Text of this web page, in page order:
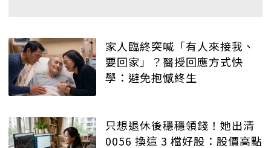
家人臨終突喊「有人來接我、
要回家」？醫授回應方式快
學：避免抱憾終生
只想退休後穩穩領錢！她出清
0056 換這 3 檔好股：股價高點